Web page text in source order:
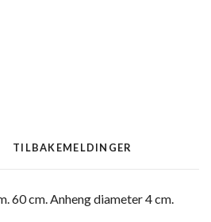
TILBAKEMELDINGER
60 cm. Anheng diameter 4 cm.